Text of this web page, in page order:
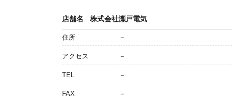
店舗名 株式会社瀬戸電気
住所 －
アクセス －
TEL －
FAX －